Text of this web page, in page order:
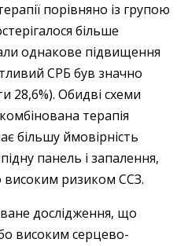
порівняно із групою
більше
однакове підвищення
СРБ був значно
28,6%). Обидві схеми
терапія
більшу ймовірність
панель і запалення,
високим ризиком ССЗ.
дослідження, що
високим серцево-